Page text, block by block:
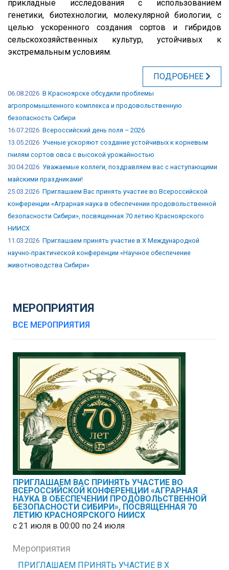
прикладные исследования с использованием
генетики, биотехнологии, молекулярной биологии, с
целью ускоренного создания сортов и гибридов
сельскохозяйственных культур, устойчивых к
экстремальным условиям.
ПОДРОБНЕЕ
06.08.2026 В Красноярске обсудили проблемы
агропромышленного комплекса и продовольственную
безопасность Сибири
16.07.2026 Всероссийский день поля – 2026
13.05.2026 Ученые ускоряют создание устойчивых к корневым
гнилям сортов овса с высокой урожайностью
30.04.2026 Уважаемые коллеги, поздравляем вас с наступающими
майскими праздниками!
25.03.2026 Приглашаем Вас принять участие во Всероссийской
конференции «Аграрная наука в обеспечении продовольственной
безопасности Сибири», посвященная 70 летию Красноярского
НИИСХ
11.03.2026 Приглашаем принять участие в X Международной
научно-практической конференции «Научное обеспечение
животноводства Сибири»
МЕРОПРИЯТИЯ
ВСЕ МЕРОПРИЯТИЯ
ПРИГЛАШАЕМ ВАС ПРИНЯТЬ УЧАСТИЕ ВО
ВСЕРОССИЙСКОЙ КОНФЕРЕНЦИИ «АГРАРНАЯ
НАУКА В ОБЕСПЕЧЕНИИ ПРОДОВОЛЬСТВЕННОЙ
БЕЗОПАСНОСТИ СИБИРИ», ПОСВЯЩЕННАЯ 70
ЛЕТИЮ КРАСНОЯРСКОГО НИИСХ
с 21 июля в 00:00 по 24 июля
Мероприятия
ПРИГЛАШАЕМ ПРИНЯТЬ УЧАСТИЕ В X